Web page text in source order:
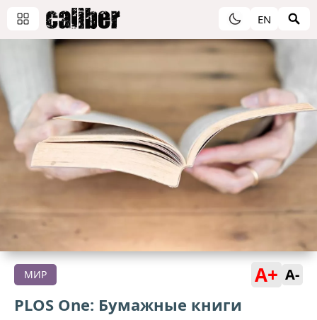
EN
МИР A+ A-
PLOS One: Бумажные книги